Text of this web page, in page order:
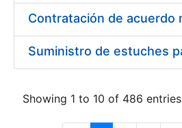
Showing 1 to 10 of 486